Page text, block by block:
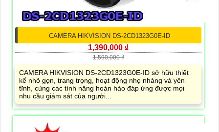
CAMERA HIKVISION DS-2CD1323G0E-ID
1,390,000 ₫
1,590,000 ₫
CAMERA HIKVISION DS-2CD1323G0E-ID sở hữu thiết
kế nhỏ gọn, trang trọng, hoạt động nhẹ nhàng và yên
tĩnh, cùng các tính năng hoàn hảo đáp ứng được mọi
nhu cầu giám sát của người...